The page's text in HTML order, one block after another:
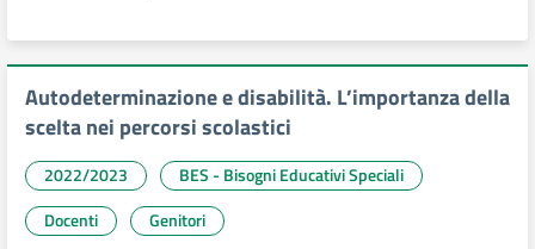
Autodeterminazione e disabilità. L’importanza della
scelta nei percorsi scolastici
2022/2023
BES - Bisogni Educativi Speciali
Docenti
Genitori